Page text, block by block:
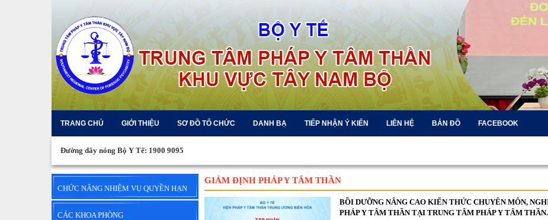
TRANG CHỦ GIỚI THIỆU SƠ ĐỒ TỔ CHỨC DANH BẠ TIẾP NHẬN Ý KIẾN LIÊN HỆ BẢN ĐỒ FACEBOOK
Đường dây nóng Bộ Y Tế: 1900 9095
CHỨC NĂNG NHIỆM VỤ QUYỀN HẠN
CÁC KHOA PHÒNG
GIÁM ĐỊNH PHÁP Y TÂM THẦN
BỒI DƯỠNG NÂNG CAO KIẾN THỨC CHUYÊN MÔN,
PHÁP Y TÂM THẦN TẠI TRUNG TÂM PHÁP Y TÂM